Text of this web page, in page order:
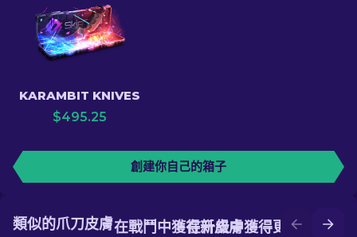
KARAMBIT KNIVES
$495.25
創建你自己的箱子
在升級中獲得更好的皮膚
在戰鬥中獲得新皮膚
類似的爪刀皮膚